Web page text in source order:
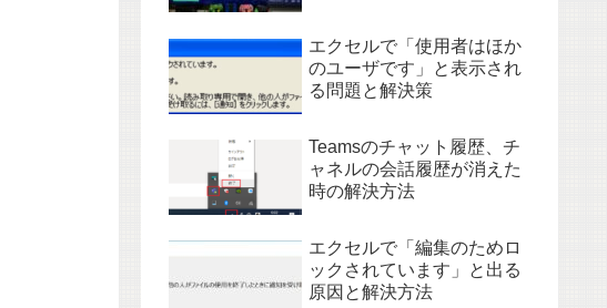
エクセルで「使用者はほか
のユーザです」と表示され
る問題と解決策
Teamsのチャット履歴、チ
ャネルの会話履歴が消えた
時の解決方法
エクセルで「編集のためロ
ックされています」と出る
原因と解決方法